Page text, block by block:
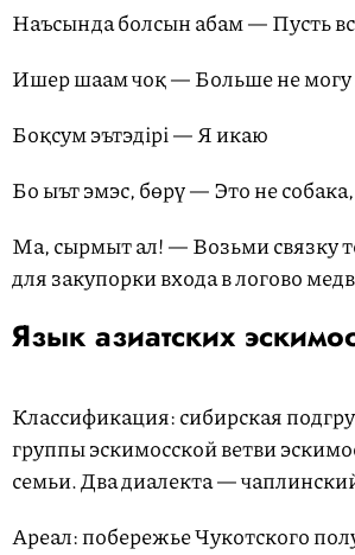
Наъсында болсын абам — Пусть
Ишер шаам чоқ — Больше не могу
Боқсум эътэдiрi — Я икаю
Бо ыът эмэс, бөрү — Это не
Ма, сырмыт ал! — Возьми связку
для закупорки входа в логово
Язык азиатских
Классификация: сибирская
группы эскимосской ветви
семьи. Два диалекта —
Ареал: побережье Чукотского